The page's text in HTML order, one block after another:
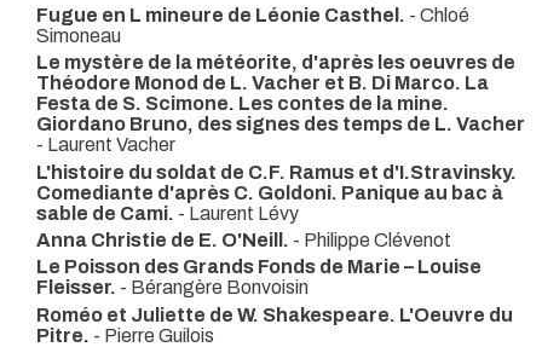
Fugue en L mineure de Léonie Casthel. - Chloé
Simoneau
Le mystère de la météorite, d'après les oeuvres de
Théodore Monod de L. Vacher et B. Di Marco. La
Festa de S. Scimone. Les contes de la mine.
Giordano Bruno, des signes des temps de L. Vacher
- Laurent Vacher
L'histoire du soldat de C.F. Ramus et d'I.Stravinsky.
Comediante d'après C. Goldoni. Panique au bac à
sable de Cami. - Laurent Lévy
Anna Christie de E. O'Neill. - Philippe Clévenot
Le Poisson des Grands Fonds de Marie – Louise
Fleisser. - Bérangère Bonvoisin
Roméo et Juliette de W. Shakespeare. L'Oeuvre du
Pitre. - Pierre Guilois